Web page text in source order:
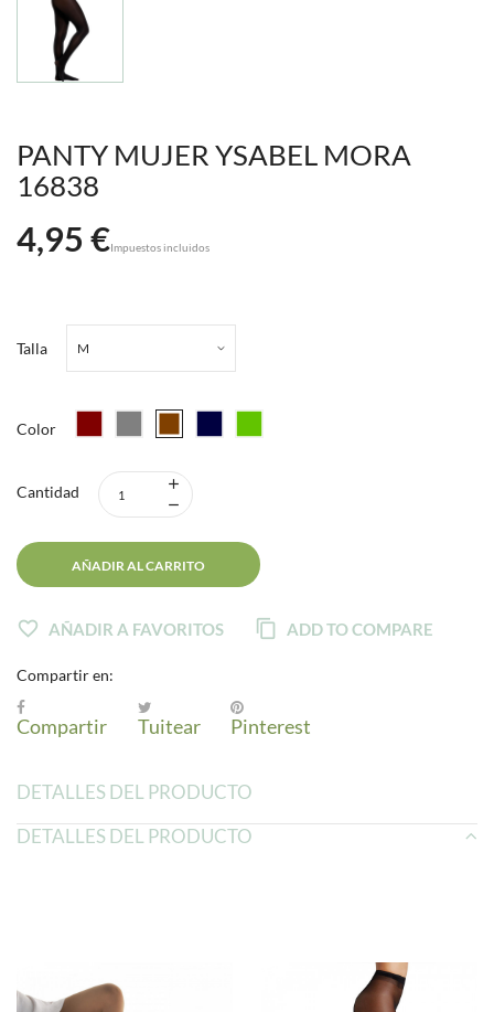
PANTY MUJER YSABEL MORA
16838
4,95 €Impuestos incluidos
Talla
Color
Cantidad
AÑADIR AL CARRITO
AÑADIR A FAVORITOS ADD TO COMPARE
Compartir en:
Compartir Tuitear Pinterest
DETALLES DEL PRODUCTO
DETALLES DEL PRODUCTO